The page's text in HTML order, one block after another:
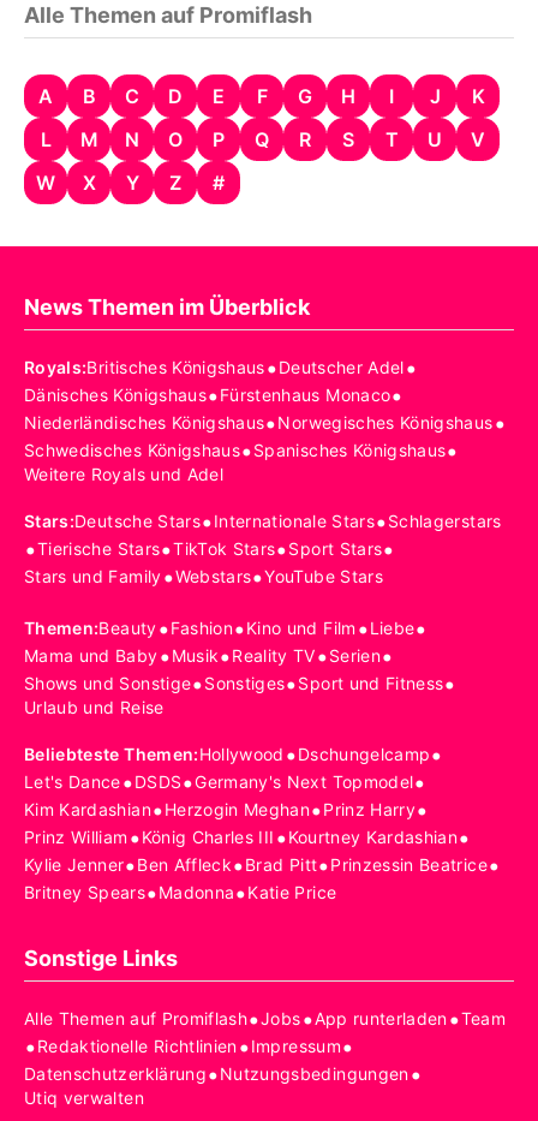
Alle Themen auf Promiflash
A B C D E F G H I J
K
L
M N O P Q R S T U
V
W
X Y Z #
News Themen im Überblick
Royals:Britisches Königshaus•Deutscher Adel•
Dänisches Königshaus•Fürstenhaus Monaco•
Niederländisches Königshaus•Norwegisches Königshaus•
Schwedisches Königshaus•Spanisches Königshaus•
Weitere Royals und Adel
Stars:Deutsche Stars•Internationale Stars•Schlagerstars
•Tierische Stars•TikTok Stars•Sport Stars•
Stars und Family•Webstars•YouTube Stars
Themen:Beauty•Fashion•Kino und Film •Liebe•
Mama und Baby•Musik•Reality TV•Serien•
Shows und Sonstige•Sonstiges•Sport und Fitness•
Urlaub und Reise
Beliebteste Themen:Hollywood •Dschungelcamp•
Let's Dance•DSDS•Germany's Next Topmodel•
Kim Kardashian•Herzogin Meghan•Prinz Harry•
Prinz William •König Charles III •Kourtney Kardashian•
Kylie Jenner•Ben Affleck•Brad Pitt•Prinzessin Beatrice•
Britney Spears•Madonna•Katie Price
Sonstige Links
Alle Themen auf Promiflash•Jobs•App runterladen•Team
•Redaktionelle Richtlinien•Impressum•
Datenschutzerklärung•Nutzungsbedingungen•
Utiq verwalten